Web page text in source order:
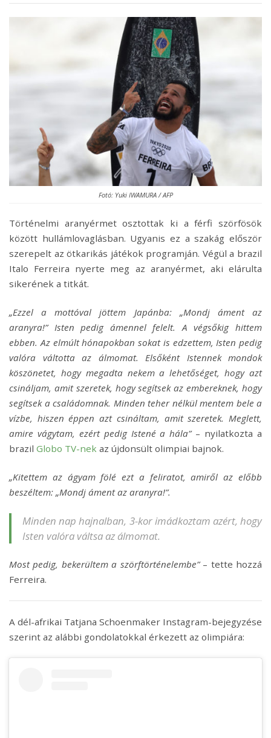
Fotó: Yuki IWAMURA / AFP
Történelmi aranyérmet osztottak ki a férfi szörfösök
között hullámlovaglásban. Ugyanis ez a szakág először
szerepelt az ötkarikás játékok programján. Végül a brazil
Italo Ferreira nyerte meg az aranyérmet, aki elárulta
sikerének a titkát.
„Ezzel a mottóval jöttem Japánba: „Mondj áment az
aranyra!” Isten pedig ámennel felelt. A végsőkig hittem
ebben. Az elmúlt hónapokban sokat is edzettem, Isten pedig
valóra váltotta az álmomat. Elsőként Istennek mondok
köszönetet, hogy megadta nekem a lehetőséget, hogy azt
csináljam, amit szeretek, hogy segítsek az embereknek, hogy
segítsek a családomnak. Minden teher nélkül mentem bele a
vízbe, hiszen éppen azt csináltam, amit szeretek. Meglett,
amire vágytam, ezért pedig Istené a hála”– nyilatkozta a
brazil Globo TV-nek az újdonsült olimpiai bajnok.
„Kitettem az ágyam fölé ezt a feliratot, amiről az előbb
beszéltem: „Mondj áment az aranyra!”.
Minden nap hajnalban, 3-kor imádkoztam azért, hogy
Isten valóra váltsa az álmomat.
Most pedig, bekerültem a szörftörténelembe”– tette hozzá
Ferreira.
A dél-afrikai Tatjana Schoenmaker Instagram-bejegyzése
szerint az alábbi gondolatokkal érkezett az olimpiára: